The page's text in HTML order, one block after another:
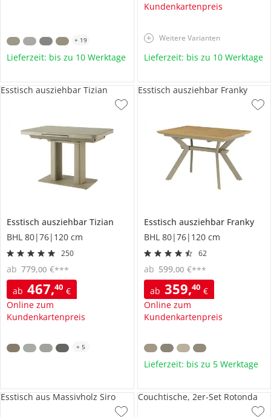
+ 19
Lieferzeit: bis zu 10 Werktage
Kundenkartenpreis
Weitere Varianten
Lieferzeit: bis zu 10 Werktage
Esstisch ausziehbar Tizian
BHL 80|76|120 cm
250
ab 467,40 €
Online zum
Kundenkartenpreis
ab 779,00 €***
Esstisch ausziehbar Tizian
+ 5
Esstisch ausziehbar Franky
BHL 80|76|120 cm
62
ab 359,40 €
Online zum
Kundenkartenpreis
ab 599,00 €***
Esstisch ausziehbar Franky
Lieferzeit: bis zu 5 Werktage
Esstisch aus Massivholz Siro Couchtische, 2er-Set Rotonda